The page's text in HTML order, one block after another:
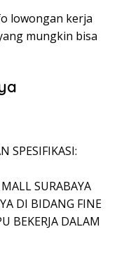
lowongan kerja
mungkin bisa
SPESIFIKASI:
SURABAYA
DI BIDANG FINE
BEKERJA DALAM